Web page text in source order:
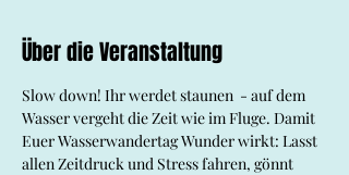
Über die Veranstaltung
Slow down! Ihr werdet staunen  - auf dem
Wasser vergeht die Zeit wie im Fluge. Damit
Euer Wasserwandertag Wunder wirkt: Lasst
allen Zeitdruck und Stress fahren, gönnt